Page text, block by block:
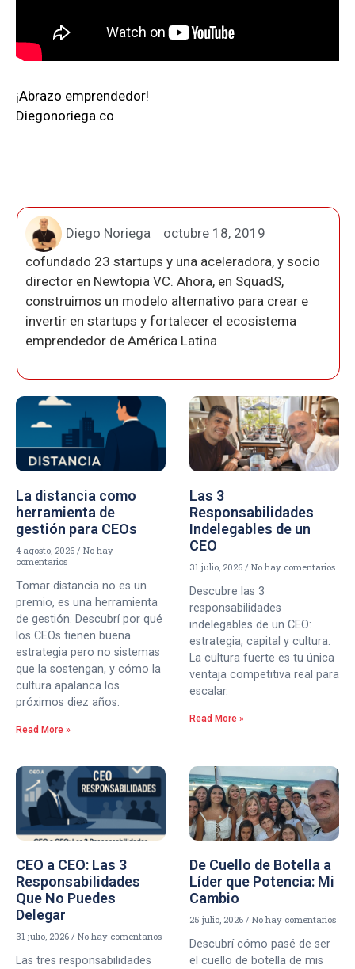
¡Abrazo emprendedor!
Diegonoriega.co
Diego Noriega
octubre 18, 2019
cofundado 23 startups y una aceleradora, y socio
director en Newtopia VC. Ahora, en SquadS,
construimos un modelo alternativo para crear e
invertir en startups y fortalecer el ecosistema
emprendedor de América Latina
La distancia como
herramienta de
gestión para CEOs
4 agosto, 2026
No hay
comentarios
Tomar distancia no es un
premio, es una herramienta
de gestión. Descubrí por qué
los CEOs tienen buena
estrategia pero no sistemas
que la sostengan, y cómo la
cultura apalanca los
próximos diez años.
Read More »
Las 3
Responsabilidades
Indelegables de un
CEO
31 julio, 2026 No hay comentarios
Descubre las 3
responsabilidades
indelegables de un CEO:
estrategia, capital y cultura.
La cultura fuerte es tu única
ventaja competitiva real para
escalar.
Read More »
CEO a CEO: Las 3
Responsabilidades
Que No Puedes
Delegar
31 julio, 2026 No hay comentarios
Las tres responsabilidades
De Cuello de Botella a
Líder que Potencia: Mi
Cambio
25 julio, 2026 No hay comentarios
Descubrí cómo pasé de ser
el cuello de botella de mis